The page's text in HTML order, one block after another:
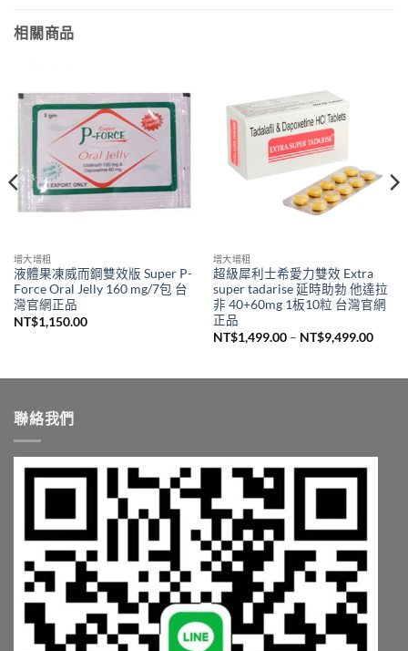
相關商品
增大增粗
液體果凍威而鋼雙效版 Super P-
Force Oral Jelly 160 mg/7包 台
灣官網正品
NT$1,150.00
增大增粗
超級犀利士希愛力雙效 Extra
super tadarise 延時助勃 他達拉
非 40+60mg 1板10粒 台灣官網
正品
NT$1,499.00 – NT$9,499.00價
聯絡我們